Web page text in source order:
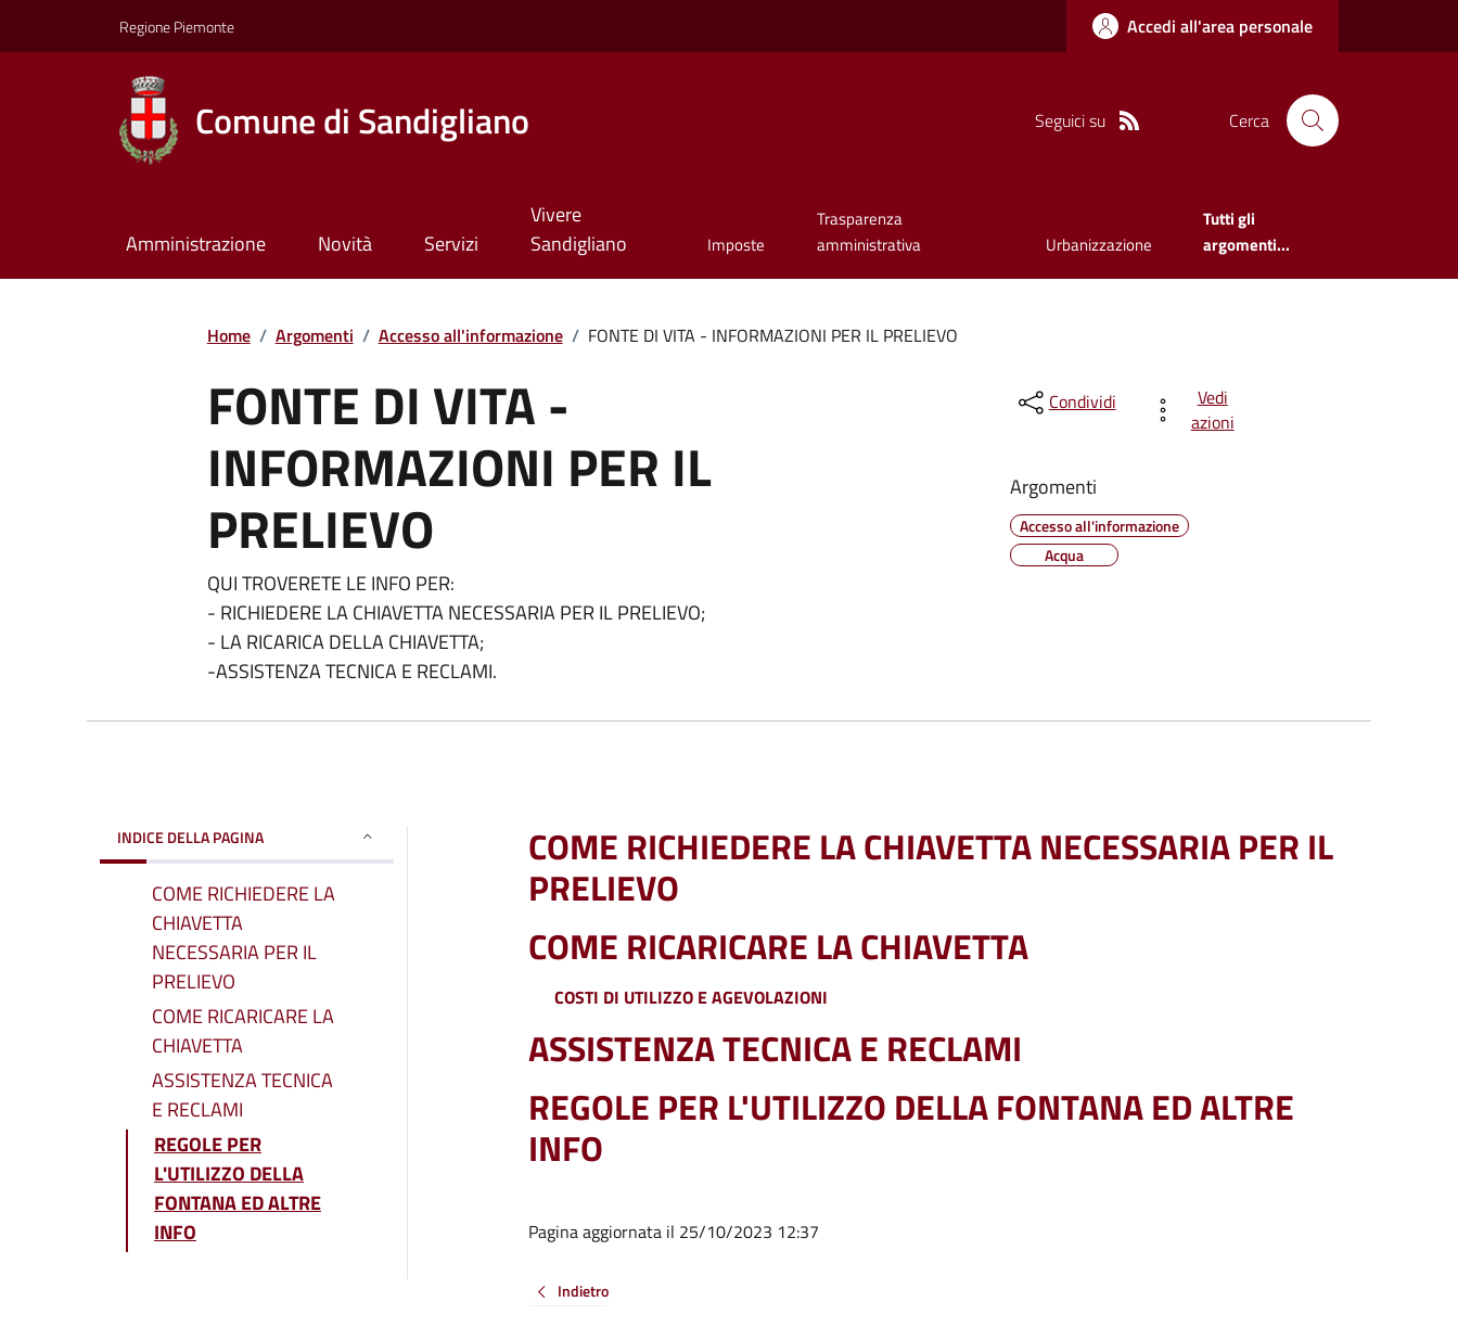
Regione Piemonte Accedi all'area personale
Comune di Sandigliano Seguici su Cerca
Amministrazione Novità Servizi
Vivere
Sandigliano
Imposte
Trasparenza
amministrativa
Urbanizzazione
Tutti gli
argomenti...
Home / Argomenti / Accesso all'informazione / FONTE DI VITA - INFORMAZIONI PER IL PRELIEVO
FONTE DI VITA -
INFORMAZIONI PER IL
PRELIEVO
QUI TROVERETE LE INFO PER:
- RICHIEDERE LA CHIAVETTA NECESSARIA PER IL PRELIEVO;
- LA RICARICA DELLA CHIAVETTA;
-ASSISTENZA TECNICA E RECLAMI.
Condividi
Vedi
azioni
Argomenti
Accesso all'informazione
Acqua
INDICE DELLA PAGINA
COME RICHIEDERE LA
CHIAVETTA
NECESSARIA PER IL
PRELIEVO
COME RICARICARE LA
CHIAVETTA
ASSISTENZA TECNICA
E RECLAMI
REGOLE PER
L'UTILIZZO DELLA
FONTANA ED ALTRE
INFO
COME RICHIEDERE LA CHIAVETTA NECESSARIA PER IL
PRELIEVO
COME RICARICARE LA CHIAVETTA
COSTI DI UTILIZZO E AGEVOLAZIONI
ASSISTENZA TECNICA E RECLAMI
REGOLE PER L'UTILIZZO DELLA FONTANA ED ALTRE
INFO
Pagina aggiornata il 25/10/2023 12:37
Indietro